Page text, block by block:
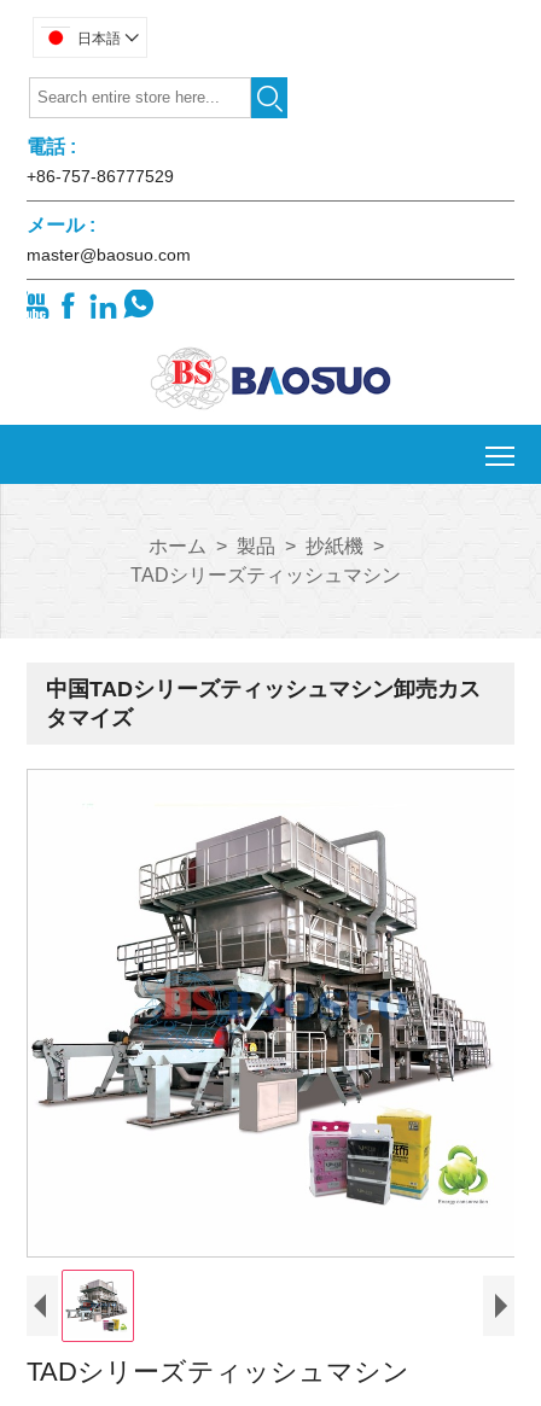
日本語 

電話 :
+86-757-86777529
メール :
master@baosuo.com
   
ホーム > 製品 > 抄紙機 >
TADシリーズティッシュマシン
中国TADシリーズティッシュマシン卸売カス
タマイズ
TADシリーズティッシュマシン